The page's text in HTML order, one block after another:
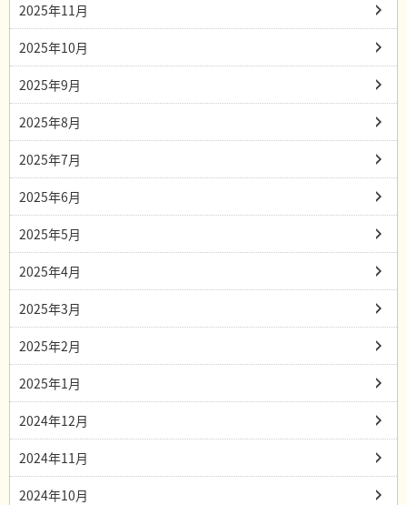
2025年11月
2025年10月
2025年9月
2025年8月
2025年7月
2025年6月
2025年5月
2025年4月
2025年3月
2025年2月
2025年1月
2024年12月
2024年11月
2024年10月